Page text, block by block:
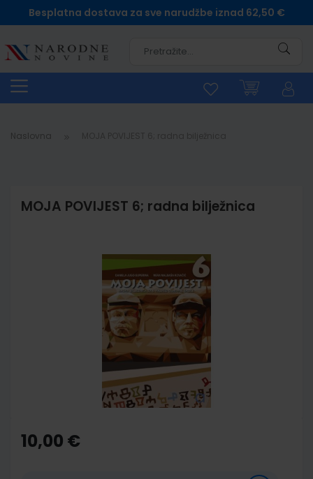
Besplatna dostava za sve narudžbe iznad 62,50 €
Naslovna
MOJA POVIJEST 6; radna bilježnica
the
beginning
10,00 €